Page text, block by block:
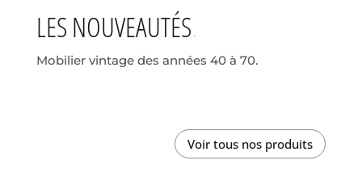
LES NOUVEAUTÉS
Mobilier vintage des années 40 à 70.
Voir tous nos produits